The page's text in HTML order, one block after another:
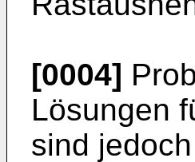
[0004]
Lösungen
sind